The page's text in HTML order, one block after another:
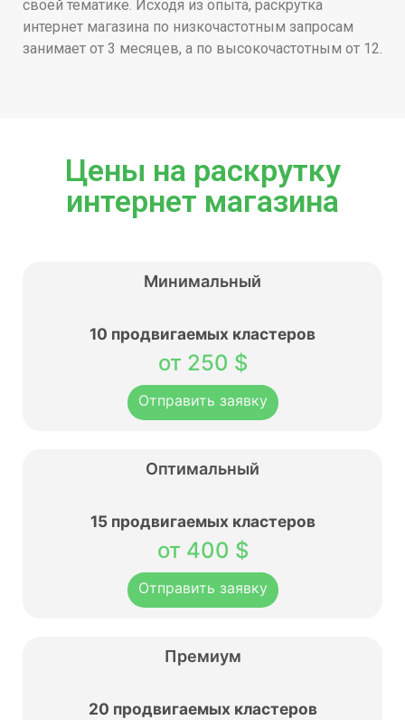
своей тематике. Исходя из опыта, раскрутка
интернет магазина по низкочастотным запросам
занимает от 3 месяцев, а по высокочастотным от 12.
Цены на раскрутку
интернет магазина
Минимальный
10 продвигаемых кластеров
от 250 $
Отправить заявку
Оптимальный
15 продвигаемых кластеров
от 400 $
Отправить заявку
Премиум
20 продвигаемых кластеров